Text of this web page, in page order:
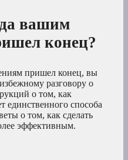
вашим
конец?
пришел конец, вы
разговору о
о том, как
единственного способа
о том, как сделать
эффективным.